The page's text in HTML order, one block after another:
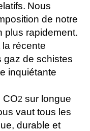
Nous
de notre
plus rapidement.
récente
gaz de schistes
inquiétante
CO2 sur longue
vaut tous les
durable et